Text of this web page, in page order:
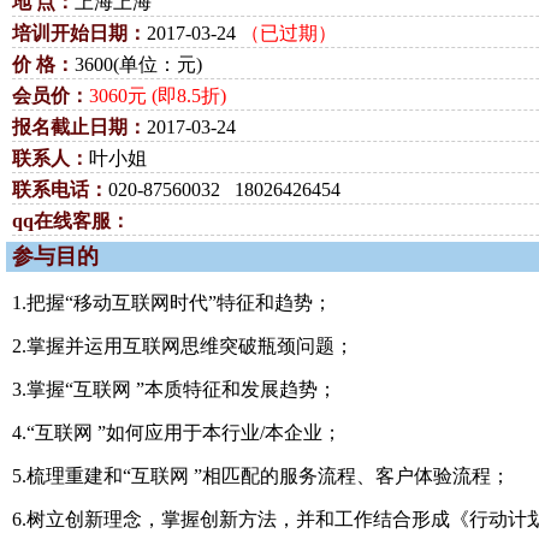
培训开始日期： 2017-03-24
（已过期）
价 格： 3600(单位：元)
会员价： 3060元 (即8.5折)
报名截止日期： 2017-03-24
联系人： 叶小姐
联系电话： 020-87560032 18026426454
qq在线客服：
参与目的
1.把握“移动互联网时代”特征和趋势；
2.掌握并运用互联网思维突破瓶颈问题；
3.掌握“互联网 ”本质特征和发展趋势；
4.“互联网 ”如何应用于本行业/本企业；
5.梳理重建和“互联网 ”相匹配的服务流程、客户体验流程；
6.树立创新理念，掌握创新方法，并和工作结合形成《行动计